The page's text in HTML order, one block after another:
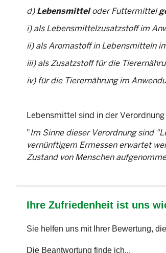
d)Lebensmitteloder Futtermittel
i) als Lebensmittelzusatzstoff im
ii) als Aromastoff in Lebensmitteln
iii) als Zusatzstoff für die
iv) für die Tierernährung im
Lebensmittel sind in der
"Im Sinne dieser Verordnung sind
vernünftigem Ermessen erwartet
Zustand von Menschen